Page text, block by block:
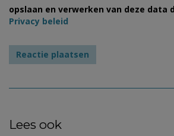
opslaan en verwerken van deze data
Privacy beleid
Lees ook